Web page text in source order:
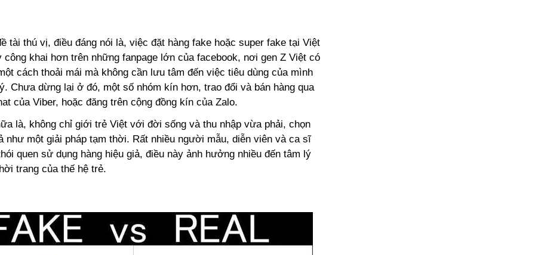
tài thú vị, điều đáng nói là, việc đặt hàng fake hoặc super fake tại Việt
công khai hơn trên những fanpage lớn của facebook, nơi gen Z Việt có
cách thoải mái mà không cần lưu tâm đến việc tiêu dùng của mình
Chưa dừng lại ở đó, một số nhóm kín hơn, trao đổi và bán hàng qua
của Viber, hoặc đăng trên cộng đồng kín của Zalo.
là, không chỉ giới trẻ Việt với đời sống và thu nhập vừa phải, chọn
như một giải pháp tạm thời. Rất nhiều người mẫu, diễn viên và ca sĩ
quen sử dụng hàng hiệu giả, điều này ảnh hưởng nhiều đến tâm lý
trang của thế hệ trẻ.